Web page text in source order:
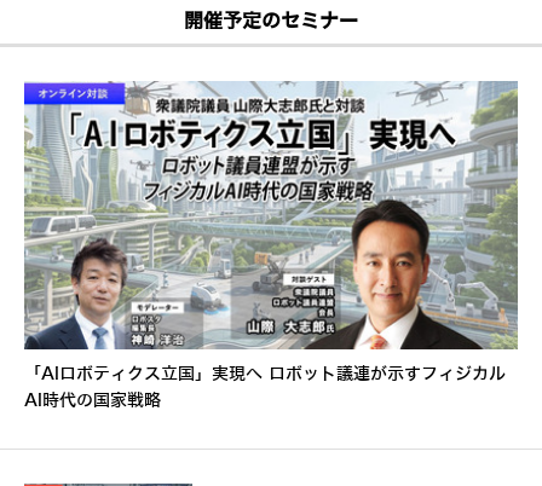
開催予定のセミナー
「AIロボティクス立国」実現へ ロボット議連が示すフィジカル
AI時代の国家戦略